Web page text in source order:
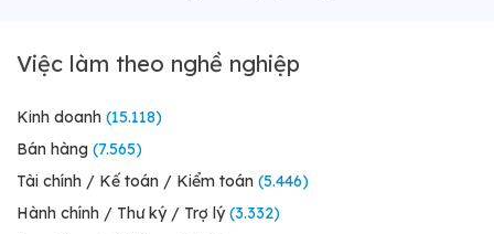
Việc làm theo nghề nghiệp
Kinh doanh (15.118)
Bán hàng (7.565)
Tài chính / Kế toán / Kiểm toán (5.446)
Hành chính / Thư ký / Trợ lý (3.332)